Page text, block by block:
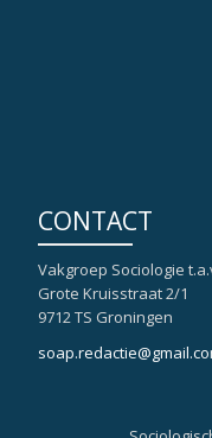
CONTACT
Vakgroep Sociologie
Grote Kruisstraat 2/1
9712 TS Groningen